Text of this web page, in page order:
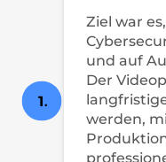
1.
Ziel war
und auf
Der
werden,